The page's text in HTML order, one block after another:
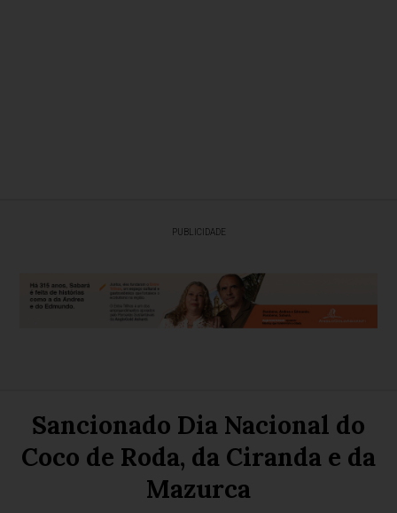
PUBLICIDADE
Sancionado Dia Nacional do
Coco de Roda, da Ciranda e da
Mazurca